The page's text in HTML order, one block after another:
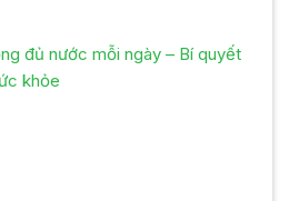
đủ nước mỗi ngày – Bí quyết
khỏe